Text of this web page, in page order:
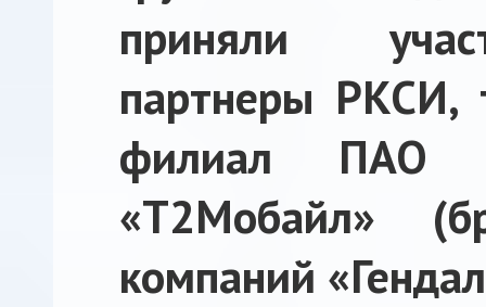
приняли
партнеры РКСИ,
филиал ПАО
«Т2Мобайл»
компаний